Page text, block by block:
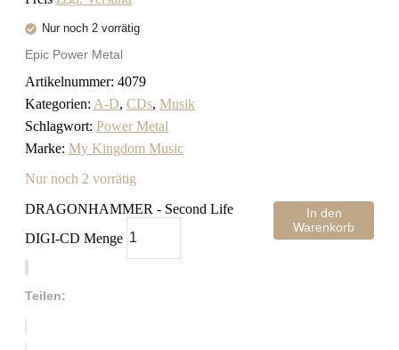
Nur noch 2 vorrätig
Epic Power Metal
Artikelnummer: 4079
Kategorien: A-D, CDs, Musik
Schlagwort: Power Metal
Marke: My Kingdom Music
Nur noch 2 vorrätig
DRAGONHAMMER - Second Life
DIGI-CD Menge
In den
Warenkorb
Teilen: